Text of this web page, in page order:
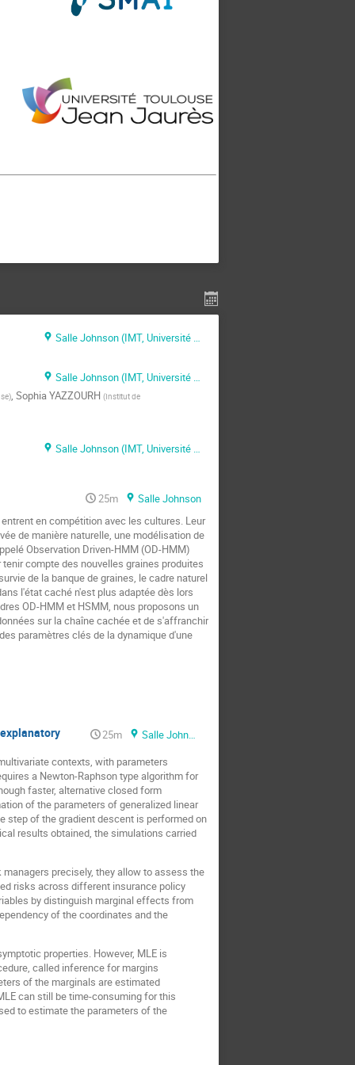
Salle Johnson (IMT, Université Paul Sabatier)
Salle Johnson (IMT, Université Paul Sabatier)
), Sophia YAZZOURH (Institut de
Salle Johnson (IMT, Université Paul Sabatier)
25m
Salle Johnson
en compétition avec les cultures. Leur
de manière naturelle, une modélisation de
Observation Driven-HMM (OD-HMM)
compte des nouvelles graines produites
de la banque de graines, le cadre naturel
l'état caché n'est plus adaptée dès lors
OD-HMM et HSMM, nous proposons un
sur la chaîne cachée et de s'affranchir
paramètres clés de la dynamique d'une
25m
Salle Johnson
contexts, with parameters
a Newton-Raphson type algorithm for
faster, alternative closed form
of the parameters of generalized linear
step of the gradient descent is performed on
results obtained, the simulations carried
precisely, they allow to assess the
risks across different insurance policy
by distinguish marginal effects from
of the coordinates and the
properties. However, MLE is
called inference for margins
of the marginals are estimated
can still be time-consuming for this
to estimate the parameters of the